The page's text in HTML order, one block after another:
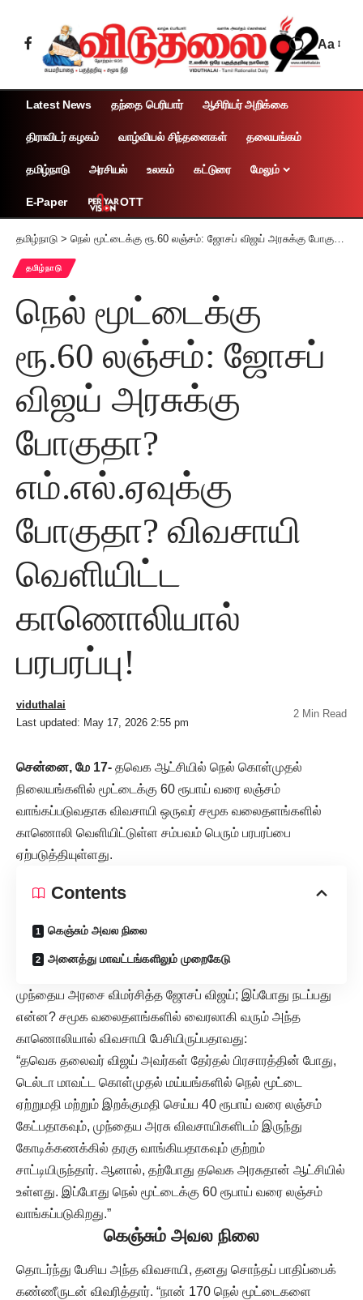
Aa
Latest News தந்தை பெரியார் ஆசிரியர் அறிக்கை
திராவிடர் கழகம் வாழ்வியல் சிந்தனைகள் தலையங்கம்
தமிழ்நாடு அரசியல் உலகம் கட்டுரை மேலும்
E-Paper OTT
தமிழ்நாடு > நெல் மூட்டைக்கு ரூ.60 லஞ்சம்: ஜோசப் விஜய் அரசுக்கு போகுதா? எம்.எல்.ஏவுக்கு போகுதா? விவசாயி வெளியிட்ட காணொலியால் பரபரப்பு!
தமிழ்நாடு
நெல் மூட்டைக்கு
ரூ.60 லஞ்சம்: ஜோசப்
விஜய் அரசுக்கு
போகுதா?
எம்.எல்.ஏவுக்கு
போகுதா? விவசாயி
வெளியிட்ட
காணொலியால்
பரபரப்பு!
Last updated: May 17, 2026 2:55 pm
viduthalai
2 Min Read
சென்னை, மே 17- தவெக ஆட்சியில் நெல் கொள்முதல்
நிலையங்களில் மூட்டைக்கு 60 ரூபாய் வரை லஞ்சம்
வாங்கப்படுவதாக விவசாயி ஒருவர் சமூக வலைதளங்களில்
காணொலி வெளியிட்டுள்ள சம்பவம் பெரும் பரபரப்பை
ஏற்படுத்தியுள்ளது.
Contents
கெஞ்சும் அவல நிலை
அனைத்து மாவட்டங்களிலும் முறைகேடு
முந்தைய அரசை விமர்சித்த ஜோசப் விஜய்; இப்போது நடப்பது
என்ன? சமூக வலைதளங்களில் வைரலாகி வரும் அந்த
காணொலியால் விவசாயி பேசியிருப்பதாவது:
“தவெக தலைவர் விஜய் அவர்கள் தேர்தல் பிரசாரத்தின் போது,
டெல்டா மாவட்ட கொள்முதல் மய்யங்களில் நெல் மூட்டை
ஏற்றுமதி மற்றும் இறக்குமதி செய்ய 40 ரூபாய் வரை லஞ்சம்
கேட்பதாகவும், முந்தைய அரசு விவசாயிகளிடம் இருந்து
கோடிக்கணக்கில் தரகு வாங்கியதாகவும் குற்றம்
சாட்டியிருந்தார். ஆனால், தற்போது தவெக அரசுதான் ஆட்சியில்
உள்ளது. இப்போது நெல் மூட்டைக்கு 60 ரூபாய் வரை லஞ்சம்
வாங்கப்படுகிறது.”
கெஞ்சும் அவல நிலை
தொடர்ந்து பேசிய அந்த விவசாயி, தனது சொந்தப் பாதிப்பைக்
கண்ணீருடன் விவரித்தார். “நான் 170 நெல் மூட்டைகளை